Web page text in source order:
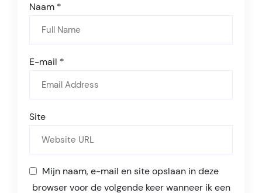
Naam *
E-mail *
Site
Mijn naam, e-mail en site opslaan in deze
browser voor de volgende keer wanneer ik een